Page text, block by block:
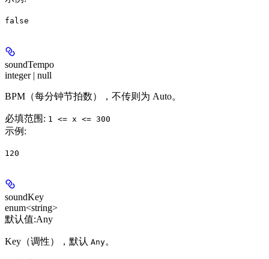
false
soundTempo
integer | null
BPM（每分钟节拍数），不传则为 Auto。
必填范围 : 1 <= x <= 300
示例 :
120
soundKey
enum<string>
默认值:Any
Key（调性），默认 Any。